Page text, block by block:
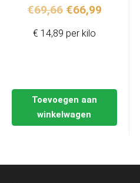
€69,66 Oorspronkelijke
was:
€66,99Huidige
Toevoegen aan
winkelwagen
€ 14,89 per kilo